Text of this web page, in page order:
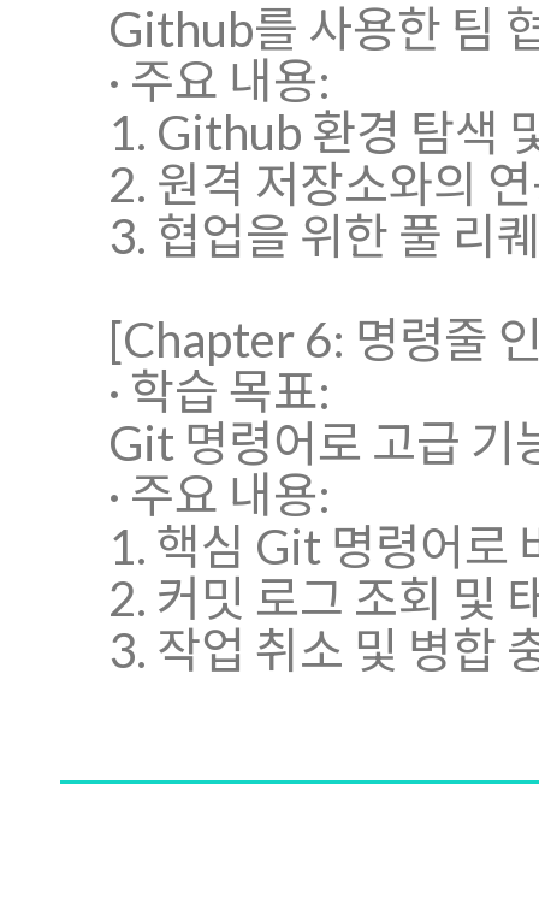
Github를 사용한 팀
· 주요 내용:
1. Github 환경 탐색
2. 원격 저장소와의
3. 협업을 위한 풀 리
[Chapter 6: 명령줄
· 학습 목표:
Git 명령어로 고급 기
· 주요 내용:
1. 핵심 Git 명령어로
2. 커밋 로그 조회 및
3. 작업 취소 및 병합